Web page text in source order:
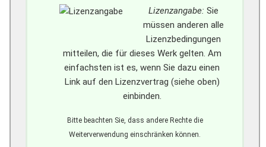
Lizenzangabe: Sie
müssen anderen alle
Lizenzbedingungen
mitteilen, die für dieses Werk gelten. Am
einfachsten ist es, wenn Sie dazu einen
Link auf den Lizenzvertrag (siehe oben)
einbinden.
Bitte beachten Sie, dass andere Rechte die
Weiterverwendung einschränken können.